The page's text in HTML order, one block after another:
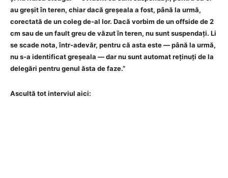
au greșit în teren, chiar dacă greșeala a fost, până la urmă,
corectată de un coleg de-al lor. Dacă vorbim de un offside de 2
cm sau de un fault greu de văzut în teren, nu sunt suspendați. Li
se scade nota, într-adevăr, pentru că asta este — până la urmă,
nu s-a identificat greșeala — dar nu sunt automat reținuți de la
delegări pentru genul ăsta de faze.”
Ascultă tot interviul aici: